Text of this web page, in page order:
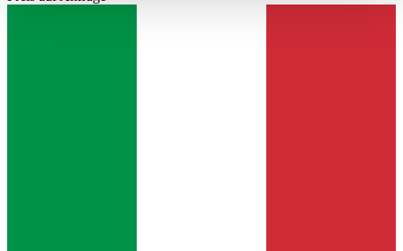
haben oder die sie im Rahmen Ihrer Nutzung der Dienste